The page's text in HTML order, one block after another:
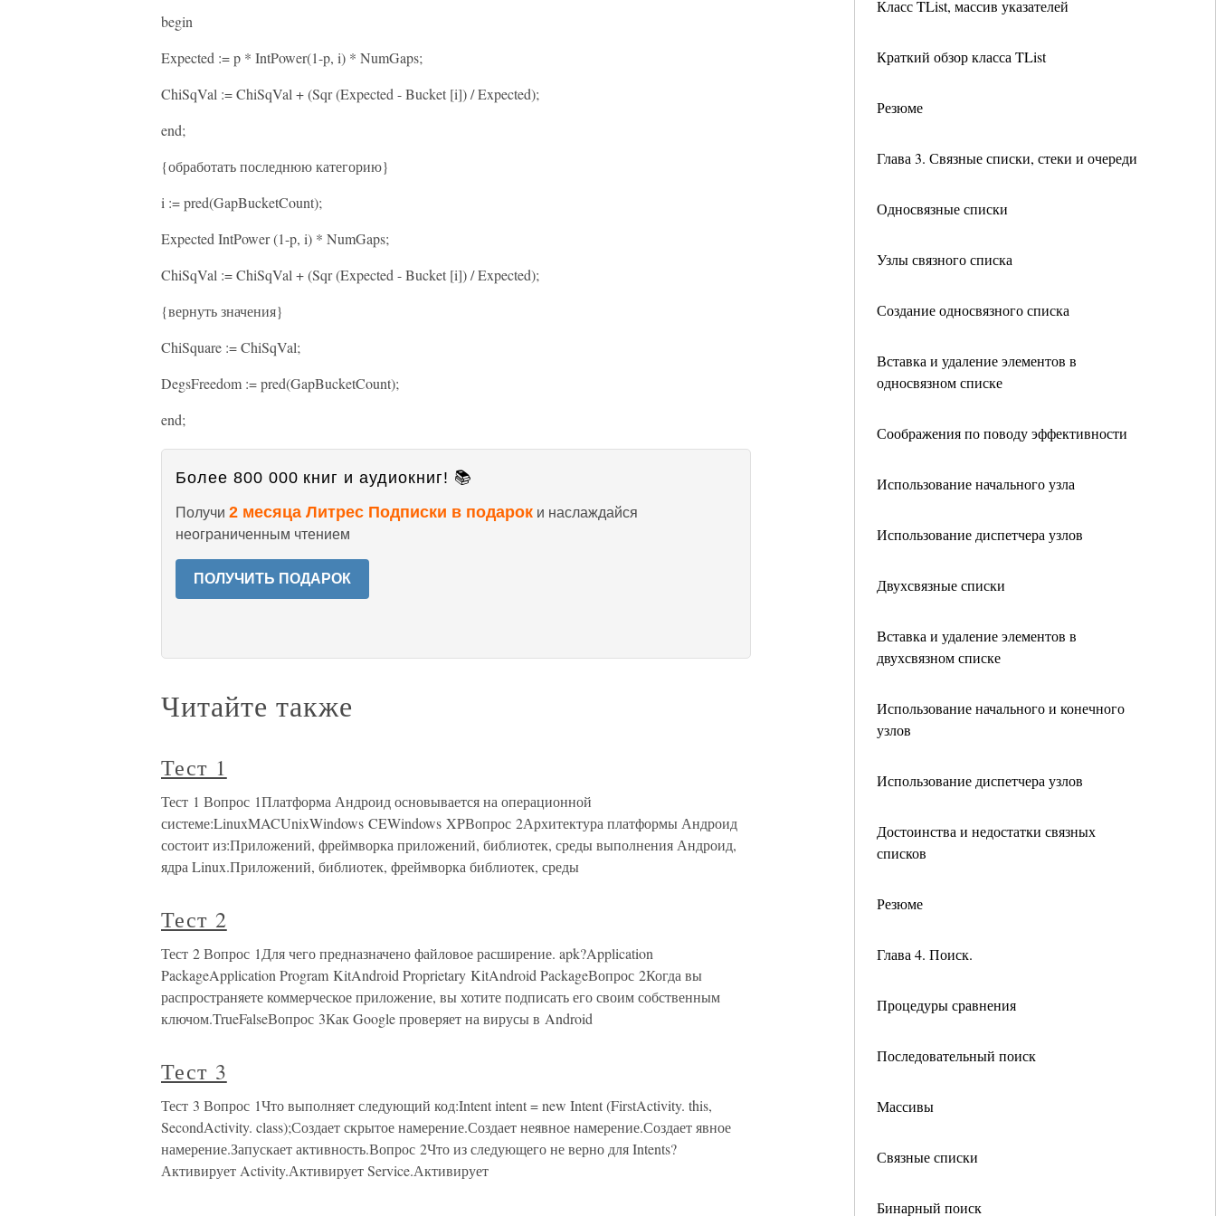
Класс TList, массив указателей
Краткий обзор класса TList
Резюме
Глава 3. Связные списки, стеки и очереди
Односвязные списки
Узлы связного списка
Создание односвязного списка
Вставка и удаление элементов в
односвязном списке
Соображения по поводу эффективности
Использование начального узла
Использование диспетчера узлов
Двухсвязные списки
Вставка и удаление элементов в
двухсвязном списке
Использование начального и конечного
узлов
Использование диспетчера узлов
Достоинства и недостатки связных
списков
Резюме
Глава 4. Поиск.
Процедуры сравнения
Последовательный поиск
Массивы
Связные списки
Бинарный поиск
begin
Expected := p * IntPower(1-p, i) * NumGaps;
ChiSqVal := ChiSqVal + (Sqr (Expected - Bucket [i]) / Expected);
end;
{обработать последнюю категорию}
i := pred(GapBucketCount);
Expected IntPower (1-p, i) * NumGaps;
ChiSqVal := ChiSqVal + (Sqr (Expected - Bucket [i]) / Expected);
{вернуть значения}
ChiSquare := ChiSqVal;
DegsFreedom := pred(GapBucketCount);
end;
Более 800 000 книг и аудиокниг! 📚
Получи 2 месяца Литрес Подписки в подарок и наслаждайся
неограниченным чтением
ПОЛУЧИТЬ ПОДАРОК
Читайте также
Тест 1
Тест 1 Вопрос 1Платформа Андроид основывается на операционной
системе:LinuxMACUnixWindows CEWindows XPВопрос 2Архитектура платформы Андроид
состоит из:Приложений, фреймворка приложений, библиотек, среды выполнения Андроид,
ядра Linux.Приложений, библиотек, фреймворка библиотек, среды
Тест 2
Тест 2 Вопрос 1Для чего предназначено файловое расширение. apk?Application
PackageApplication Program KitAndroid Proprietary KitAndroid PackageВопрос 2Когда вы
распространяете коммерческое приложение, вы хотите подписать его своим собственным
ключом.TrueFalseВопрос 3Как Google проверяет на вирусы в Android
Тест 3
Тест 3 Вопрос 1Что выполняет следующий код:Intent intent = new Intent (FirstActivity. this,
SecondActivity. class);Создает скрытое намерение.Создает неявное намерение.Создает явное
намерение.Запускает активность.Вопрос 2Что из следующего не верно для Intents?
Активирует Activity.Активирует Service.Активирует